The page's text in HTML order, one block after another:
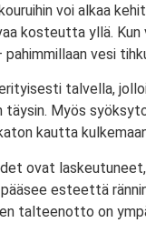
voi alkaa
kosteutta yllä.
vesi
talvella,
Myös
kautta
ovat
esteettä
talteenotto on